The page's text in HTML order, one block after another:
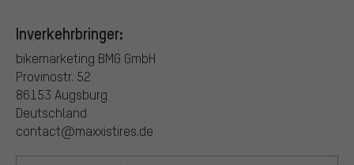
Inverkehrbringer:
bikemarketing BMG GmbH
Provinostr. 52
86153 Augsburg
Deutschland
contact@maxxistires.de